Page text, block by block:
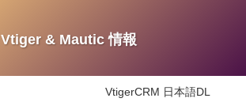
Vtiger & Mautic 情報
VtigerCRM 日本語DL